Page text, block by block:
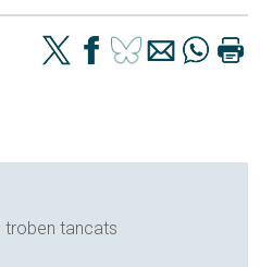
troben tancats